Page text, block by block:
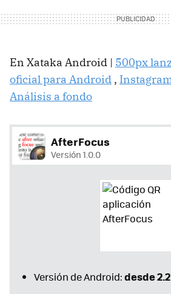
En Xataka Android | 500px
oficial para Android ,
Análisis a fondo
AfterFocus
Versión 1.0.0
Versión de Android:desde 2.2